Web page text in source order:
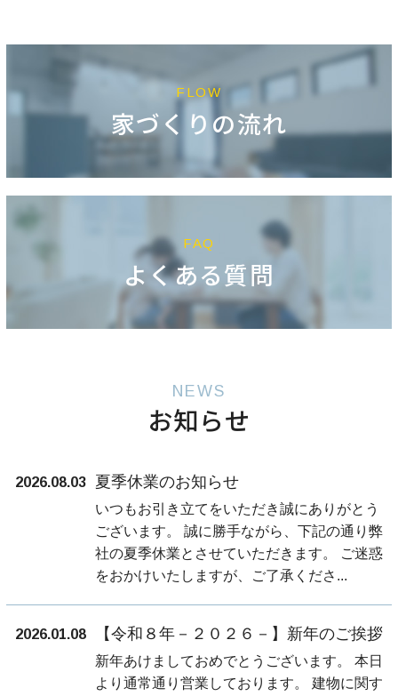
FLOW
家づくりの流れ
FAQ
よくある質問
NEWS
お知らせ
2026.08.03 夏季休業のお知らせ
いつもお引き立てをいただき誠にありがとう
ございます。 誠に勝手ながら、下記の通り弊
社の夏季休業とさせていただきます。 ご迷惑
をおかけいたしますが、ご了承くださ...
2026.01.08 【令和８年－２０２６－】新年のご挨拶
新年あけましておめでとうございます。 本日
より通常通り営業しております。 建物に関す